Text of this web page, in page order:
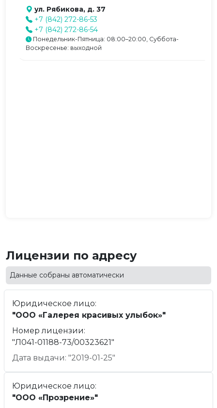
ул. Рябикова, д. 37
+7 (842) 272-86-53
+7 (842) 272-86-54
Понедельник-Пятница: 08:00–20:00, Суббота-
Воскресенье: выходной
Лицензии по адресу
Данные собраны автоматически
Юридическое лицо:
"ООО «Галерея красивых улыбок»"
Номер лицензии:
"Л041-01188-73/00323621"
Дата выдачи: "2019-01-25"
Юридическое лицо:
"ООО «Прозрение»"